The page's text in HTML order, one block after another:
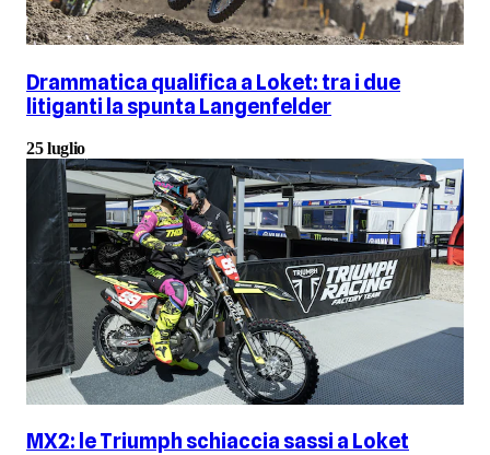
Drammatica qualifica a Loket: tra i due
litiganti la spunta Langenfelder
25 luglio
MX2: le Triumph schiaccia sassi a Loket